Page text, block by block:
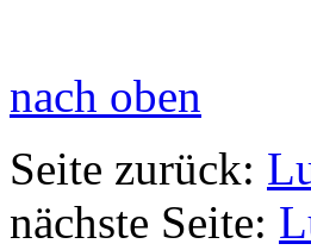
nach oben
Seite zurück:
nächste Seite: